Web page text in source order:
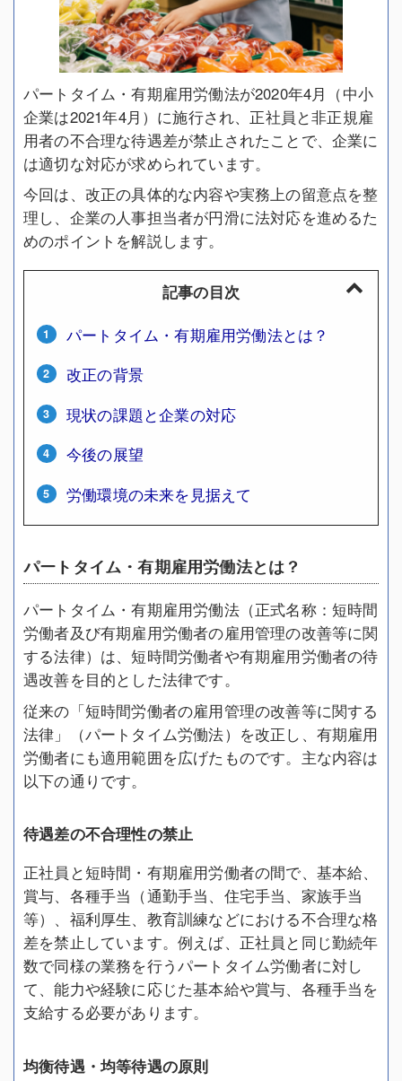
パートタイム・有期雇用労働法が2020年4月（中小
企業は2021年4月）に施行され、正社員と非正規雇
用者の不合理な待遇差が禁止されたことで、企業に
は適切な対応が求められています。
今回は、改正の具体的な内容や実務上の留意点を整
理し、企業の人事担当者が円滑に法対応を進めるた
めのポイントを解説します。
記事の目次
パートタイム・有期雇用労働法とは？
改正の背景
現状の課題と企業の対応
今後の展望
労働環境の未来を見据えて
パートタイム・有期雇用労働法とは？
パートタイム・有期雇用労働法（正式名称：短時間
労働者及び有期雇用労働者の雇用管理の改善等に関
する法律）は、短時間労働者や有期雇用労働者の待
遇改善を目的とした法律です。
従来の「短時間労働者の雇用管理の改善等に関する
法律」（パートタイム労働法）を改正し、有期雇用
労働者にも適用範囲を広げたものです。主な内容は
以下の通りです。
待遇差の不合理性の禁止
正社員と短時間・有期雇用労働者の間で、基本給、
賞与、各種手当（通勤手当、住宅手当、家族手当
等）、福利厚生、教育訓練などにおける不合理な格
差を禁止しています。例えば、正社員と同じ勤続年
数で同様の業務を行うパートタイム労働者に対し
て、能力や経験に応じた基本給や賞与、各種手当を
支給する必要があります。
均衡待遇・均等待遇の原則